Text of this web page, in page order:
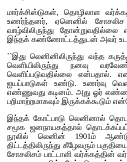
மார்க்சிஸ்டுகள், தொழிலாள
உணர்ந்தனர், ஏனெனில்
வாழ்விலிருந்து
இந்தக் கண்ணோட்டத்துடன் அவர்
``இது லெனினிலிருந்து வந்த
வெளியிலிருந்து நனவு
வெளிப்படுவதில்லை என்பதால்.
ஐயப்பாடுகள் உண்டு. உணர்வு
எண்ணுவது கடினம். அது ஓர்
பறிமாற்றமாகவும் இருக்கக்கூடும்
இந்தக் கோட்பாடு லெனினால்
சமூக ஜனநாயகத்தால்
நூலில் லெனின் 1901ம்
திட்டத்திலிருந்து கீழேவரும்
சோசலிசம் பாட்டாளி வர்க்கத்தின்